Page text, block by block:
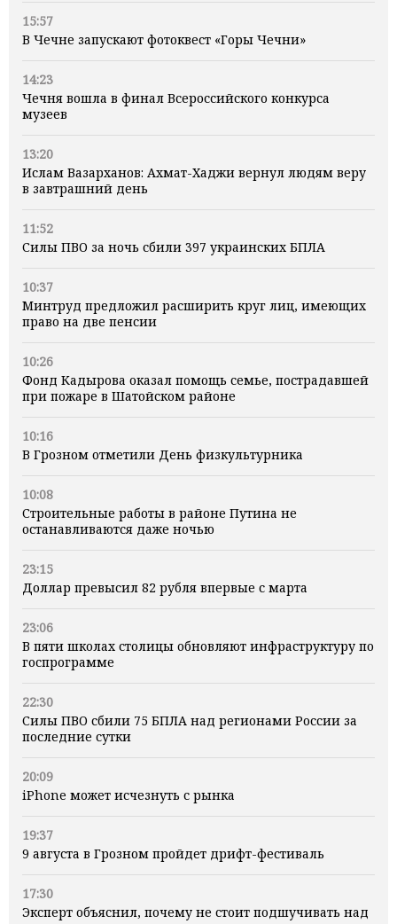
15:57
В Чечне запускают фотоквест «Горы Чечни»
14:23
Чечня вошла в финал Всероссийского конкурса
музеев
13:20
Ислам Вазарханов: Ахмат-Хаджи вернул людям веру
в завтрашний день
11:52
Силы ПВО за ночь сбили 397 украинских БПЛА
10:37
Минтруд предложил расширить круг лиц, имеющих
право на две пенсии
10:26
Фонд Кадырова оказал помощь семье, пострадавшей
при пожаре в Шатойском районе
10:16
В Грозном отметили День физкультурника
10:08
Строительные работы в районе Путина не
останавливаются даже ночью
23:15
Доллар превысил 82 рубля впервые с марта
23:06
В пяти школах столицы обновляют инфраструктуру по
госпрограмме
22:30
Силы ПВО сбили 75 БПЛА над регионами России за
последние сутки
20:09
iPhone может исчезнуть с рынка
19:37
9 августа в Грозном пройдет дрифт-фестиваль
17:30
Эксперт объяснил, почему не стоит подшучивать над